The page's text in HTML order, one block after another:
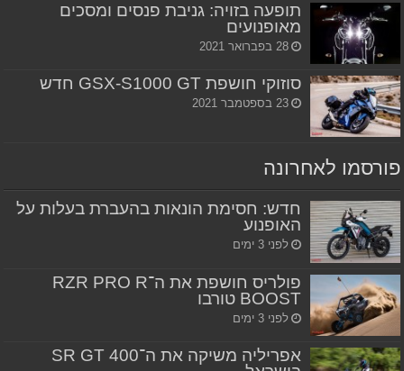
תופעה בזויה: גניבת פנסים ומסכים
מאופנועים
28 בפברואר 2021
סוזוקי חושפת GSX-S1000 GT חדש
23 בספטמבר 2021
פורסמו לאחרונה
חדש: חסימת הונאות בהעברת בעלות על
האופנוע
לפני 3 ימים
פולריס חושפת את ה־RZR PRO R
BOOST טורבו
לפני 3 ימים
אפריליה משיקה את ה־SR GT 400